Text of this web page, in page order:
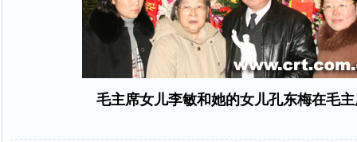
毛主席女儿李敏和她的女儿孔东梅在毛